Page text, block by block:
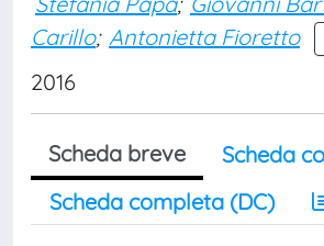
Carillo; Antonietta Fioretto
2016
Scheda breve
Scheda
Scheda completa (DC)